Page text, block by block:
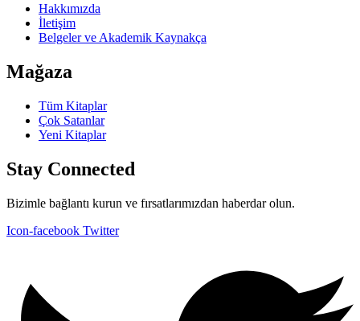
Hakkımızda
İletişim
Belgeler ve Akademik Kaynakça
Mağaza
Tüm Kitaplar
Çok Satanlar
Yeni Kitaplar
Stay Connected
Bizimle bağlantı kurun ve fırsatlarımızdan haberdar olun.
Icon-facebook Twitter